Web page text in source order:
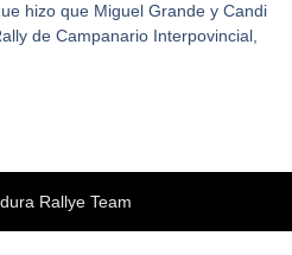
hizo que Miguel Grande y Candi
de Campanario Interpovincial,
Rallye Team